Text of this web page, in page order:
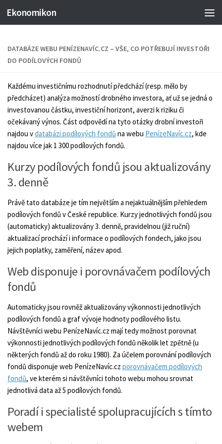
Ekonomikon
DATABÁZE WEBU PENÍZENAVÍC.CZ – VŠE, CO POTŘEBUJÍ INVESTOŘI
DO PODÍLOVÝCH FONDŮ
Každému investičnímu rozhodnutí předchází (resp. mělo by
předcházet) analýza možností drobného investora, ať už se jedná o
investovanou částku, investiční horizont, averzi k riziku či
očekávaný výnos. Část odpovědí na tyto otázky drobní investoři
najdou vdatabázi podílových fondů na webu PenízeNavíc.cz, kde
najdou více jak 1 300 podílových fondů.
Kurzy podílových fondů jsou aktualizovány
3. denně
Právě tato databáze je tím největším a nejaktuálnějším přehledem
podílových fondů v České republice. Kurzy jednotlivých fondů jsou
(automaticky) aktualizovány 3. denně, pravidelnou (již ruční)
aktualizací prochází i informace o podílových fondech, jako jsou
jejich poplatky, zaměření, název apod.
Web disponuje i porovnávačem podílových
fondů
Automaticky jsou rovněž aktualizovány výkonnosti jednotlivých
podílových fondů a graf vývoje hodnoty podílového listu.
Návštěvníci webu PenízeNavíc.cz mají tedy možnost porovnat
výkonnosti jednotlivých podílových fondů několik let zpětně (u
některých fondů až do roku 1980). Za účelem porovnání podílových
fondů disponuje web PenízeNavíc.cz porovnávačem podílových
fondů, ve kterém si návštěvníci tohoto webu mohou srovnat
jednotlivá data až 5 podílových fondů.
Poradí i specialisté spolupracujících s tímto
webem